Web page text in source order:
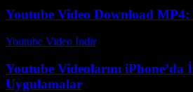
Youtube Video Download MP4:
Youtube Video İndir-
Youtube Videolarını
Uygulamalar